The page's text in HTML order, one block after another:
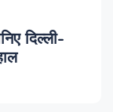
दिल्ली-